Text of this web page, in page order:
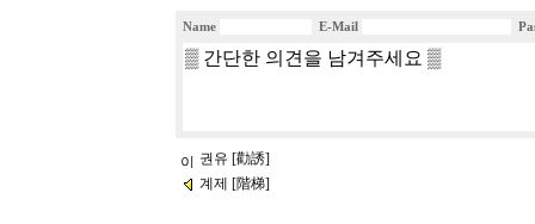
Name E-Mail
권유 [勸誘]
계제 [階梯]